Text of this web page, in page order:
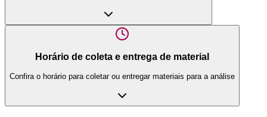
Horário de coleta e entrega de material
Confira o horário para coletar ou entregar materiais para a análise